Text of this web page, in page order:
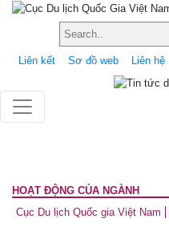
Liên kết Sơ đồ web Liên hệ
HOẠT ĐỘNG CỦA NGÀNH
Cục Du lịch Quốc gia Việt Nam